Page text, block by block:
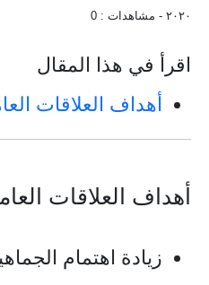
٢٠٢٠ - مشاهدات : 0
اقرأ في هذا المقال
أهداف العلاقات
أهداف العلاقات
زيادة اهتمام